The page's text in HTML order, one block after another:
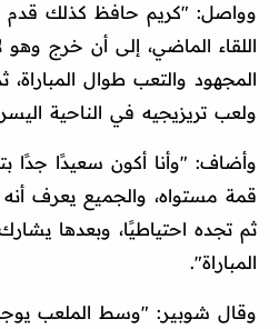
وواصل: "كريم حافظ كذلك قدم
اللقاء الماضي، إلى أن خرج
المجهود والتعب طوال
ولعب تريزيجيه في الناحية
وأضاف: "وأنا أكون سعيدًا جدًا
قمة مستواه، والجميع يعرف
ثم تجده احتياطيًا، وبعدها
المباراة".
وقال شوبير: "وسط الملعب يوجد